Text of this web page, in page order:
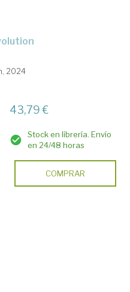
2024
43,79 €
Stock en librería. Envío
en 24/48 horas
COMPRAR